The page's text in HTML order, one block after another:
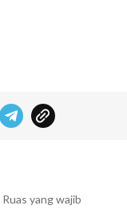
Ruas yang wajib